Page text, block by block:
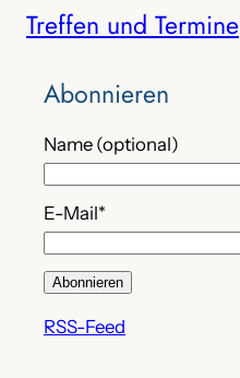
c
Treffen und Termine
Abonnieren
Name (optional)
E-Mail*
RSS-Feed